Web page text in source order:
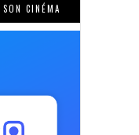
CINÉMA